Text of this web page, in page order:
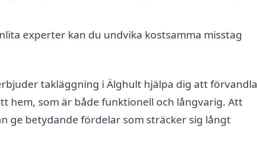
experter kan du undvika kostsamma misstag
takläggning i Älghult hjälpa dig att förvandla
hem, som är både funktionell och långvarig. Att
ge betydande fördelar som sträcker sig långt